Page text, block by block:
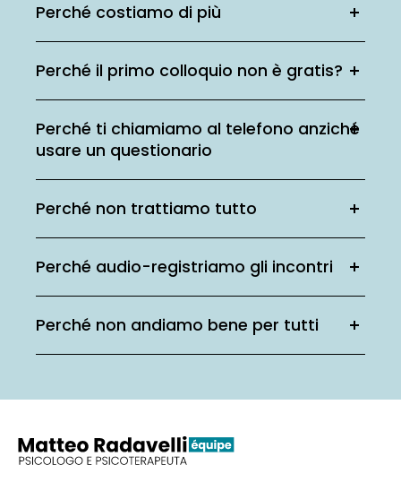
Perché costiamo di più
Perché il primo colloquio non è gratis?
Perché ti chiamiamo al telefono anziché
usare un questionario
Perché non trattiamo tutto
Perché audio-registriamo gli incontri
Perché non andiamo bene per tutti